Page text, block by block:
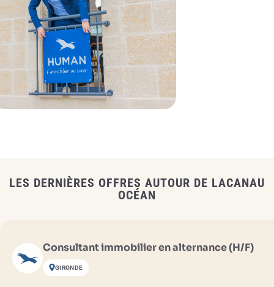
LES DERNIÈRES OFFRES AUTOUR DE LACANAU
OCÉAN
Consultant immobilier en alternance (H/F)
GIRONDE